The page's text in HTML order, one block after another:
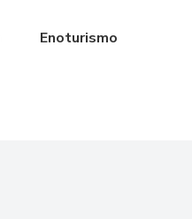
Enoturismo